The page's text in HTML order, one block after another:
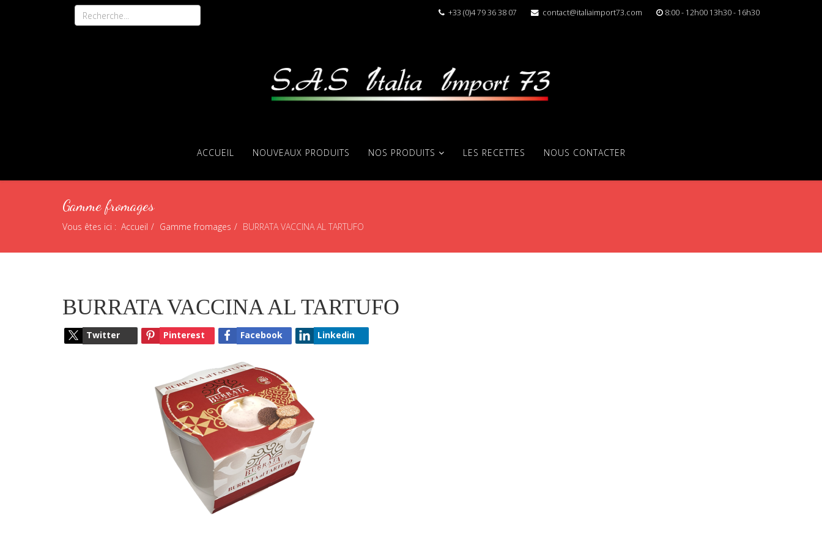
+33 (0)4 79 36 38 07 contact@italiaimport73.com 8:00 - 12h00 13h30 - 16h30
ACCUEIL NOUVEAUX PRODUITS NOS PRODUITS LES RECETTES NOUS CONTACTER
Gamme fromages
Vous êtes ici : Accueil Gamme fromages BURRATA VACCINA AL TARTUFO
BURRATA VACCINA AL TARTUFO
Twitter Pinterest Facebook Linkedin